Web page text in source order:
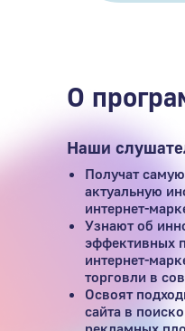
Получат
актуальную
интернет-
Узнают об
эффективных
интернет-
торговли в
Освоят
сайта в
О
Наши